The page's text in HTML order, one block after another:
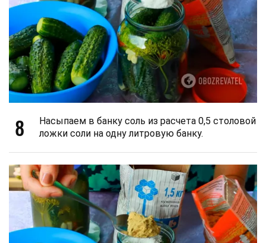
8
Насыпаем в банку соль из расчета 0,5 столовой
ложки соли на одну литровую банку.